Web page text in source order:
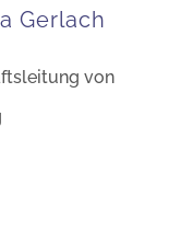
Gerlach
von